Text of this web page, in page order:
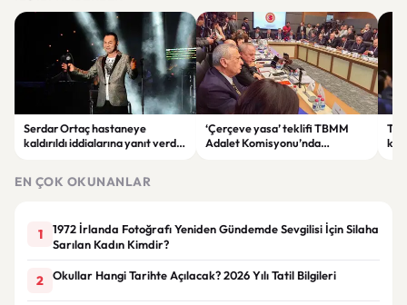
Serdar Ortaç hastaneye
kaldırıldı iddialarına yanıt verdi:
‘Çerçeve yasa’ teklifi TBMM
Adalet Komisyonu’nda
EN ÇOK OKUNANLAR
1
1972 İrlanda Fotoğrafı Yeniden Gündemde Sevgilisi İçin Silaha
Sarılan Kadın Kimdir?
2 Okullar Hangi Tarihte Açılacak? 2026 Yılı Tatil Bilgileri